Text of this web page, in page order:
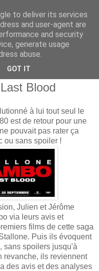
Blood
à lui tout seul le
est de retour pour une
pouvait pas rater ça
ou sans spoiler !
Julien et Jérôme
via leurs avis et
films de cette saga
Puis ils évoquent
sans spoilers jusqu'à
revanche, ils reviennent
des avis et des analyses
to deliver its services
and user-agent are
and security
generate usage
abuse.
GOT IT